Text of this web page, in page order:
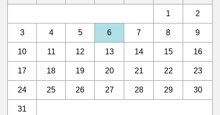
1 2
3 4 5 6 7 8 9
10 11 12 13 14 15 16
17 18 19 20 21 22 23
24 25 26 27 28 29 30
31